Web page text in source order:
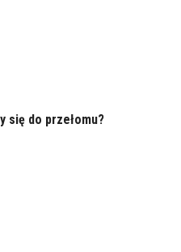
się do przełomu?